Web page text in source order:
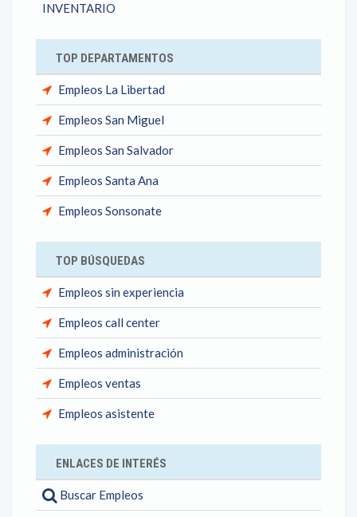
INVENTARIO
TOP DEPARTAMENTOS
Empleos La Libertad
Empleos San Miguel
Empleos San Salvador
Empleos Santa Ana
Empleos Sonsonate
TOP BÚSQUEDAS
Empleos sin experiencia
Empleos call center
Empleos administración
Empleos ventas
Empleos asistente
ENLACES DE INTERÉS
Buscar Empleos